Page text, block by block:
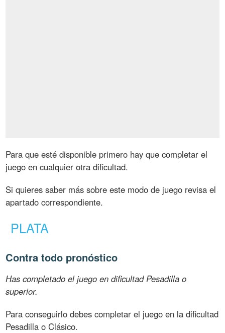
Para que esté disponible primero hay que completar el
juego en cualquier otra dificultad.
Si quieres saber más sobre este modo de juego revisa el
apartado correspondiente.
PLATA
Contra todo pronóstico
Has completado el juego en dificultad Pesadilla o
superior.
Para conseguirlo debes completar el juego en la dificultad
Pesadilla o Clásico.